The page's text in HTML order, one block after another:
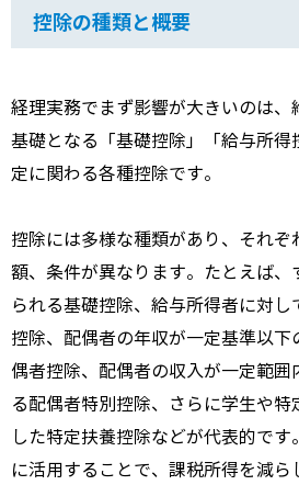
控除の種類と概要
経理実務でまず影響が大きいのは、
基礎となる「基礎控除」「給与所得
定に関わる各種控除です。
控除には多様な種類があり、それぞ
額、条件が異なります。たとえば、
られる基礎控除、給与所得者に対し
控除、配偶者の年収が一定基準以
偶者控除、配偶者の収入が一定範
る配偶者特別控除、さらに学生や特
した特定扶養控除などが代表的で
に活用することで、課税所得を減